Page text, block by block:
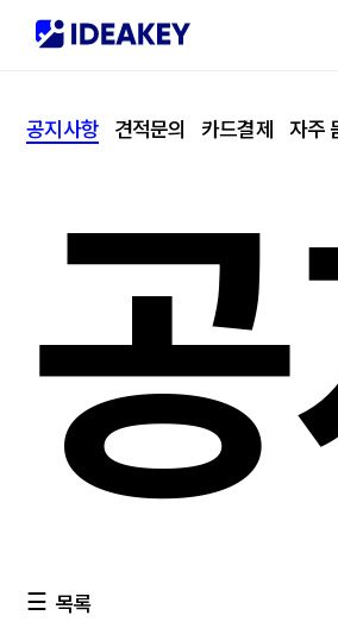
고객센터
공지사항 견적문의 카드결제 자주
목록